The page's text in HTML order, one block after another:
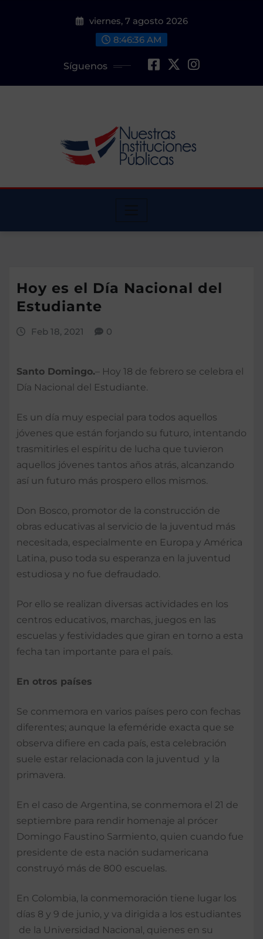
viernes, 7 agosto 2026
8:46:37 AM
Síguenos
Hoy es el Día Nacional del
Estudiante
Feb 18, 2021 0
Santo Domingo.– Hoy 18 de febrero se celebra el
Día Nacional del Estudiante.
Es un día muy especial para todos aquellos
jóvenes que están forjando su futuro, intentando
trasmitirles el espíritu de lucha que tuvieron
aquellos jóvenes tantos años atrás, alcanzando
así un futuro más prospero ellos mismos.
Don Bosco, promotor de la construcción de
obras educativas al servicio de la juventud más
necesitada, especialmente en Europa y América
Latina, puso toda su esperanza en la juventud
estudiosa y no fue defraudado.
Por ello se realizan diversas actividades en los
centros educativos, marchas, juegos en las
escuelas y festividades que giran en torno a esta
fecha tan importante para el país.
En otros países
Se conmemora en varios países pero con fechas
diferentes; aunque la efeméride exacta que se
observa difiere en cada país, esta celebración
suele estar relacionada con la juventud y la
primavera.
En el caso de Argentina, se conmemora el 21 de
septiembre para rendir homenaje al prócer
Domingo Faustino Sarmiento, quien cuando fue
presidente de esta nación sudamericana
construyó más de 800 escuelas.
En Colombia, la conmemoración tiene lugar los
días 8 y 9 de junio, y va dirigida a los estudiantes
de la Universidad Nacional, quienes en su